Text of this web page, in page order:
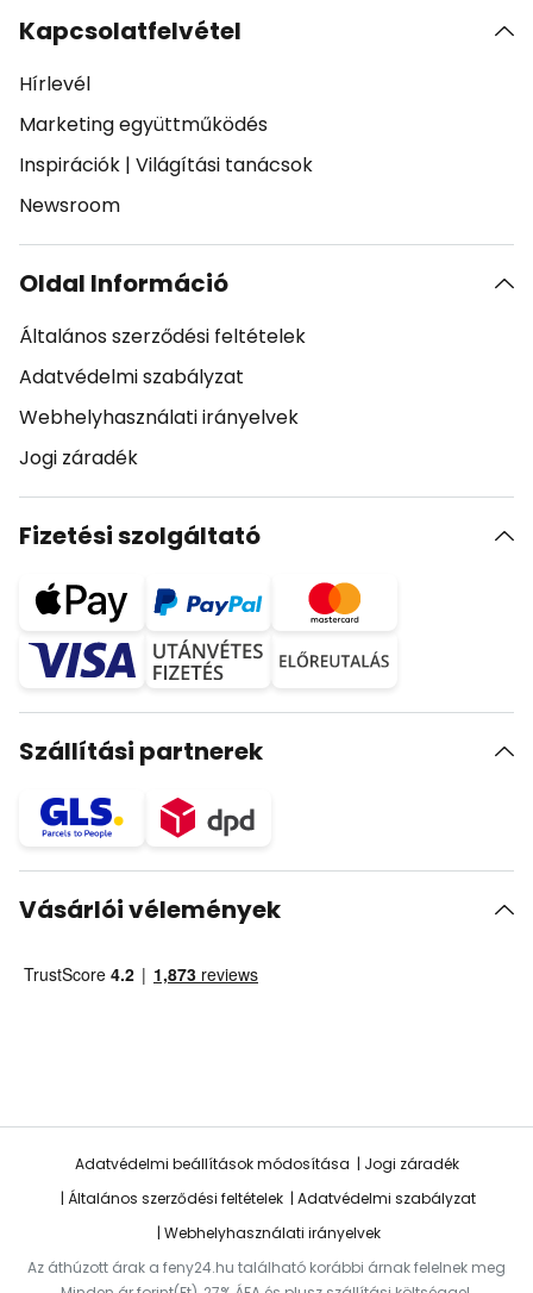
Kapcsolatfelvétel
Hírlevél
Marketing együttműködés
Inspirációk | Világítási tanácsok
Newsroom
Oldal Információ
Általános szerződési feltételek
Adatvédelmi szabályzat
Webhelyhasználati irányelvek
Jogi záradék
Fizetési szolgáltató
Szállítási partnerek
Vásárlói vélemények
Adatvédelmi beállítások módosítása
Jogi záradék
Általános szerződési feltételek
Adatvédelmi szabályzat
Webhelyhasználati irányelvek
Az áthúzott árak a feny24.hu található korábbi árnak felelnek meg